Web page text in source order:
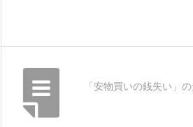
「安物買いの銭失い」